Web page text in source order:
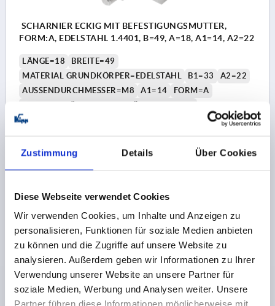
Zustimmung Details Über Cookies
Diese Webseite verwendet Cookies
Wir verwenden Cookies, um Inhalte und Anzeigen zu
personalisieren, Funktionen für soziale Medien anbieten
zu können und die Zugriffe auf unsere Website zu
analysieren. Außerdem geben wir Informationen zu Ihrer
Verwendung unserer Website an unsere Partner für
soziale Medien, Werbung und Analysen weiter. Unsere
Partner führen diese Informationen möglicherweise mit
SCHARNIER ECKIG MIT BEFESTIGUNGSMUTTER,
FORM:A, EDELSTAHL 1.4401, B=49, A=18, A1=14, A2=22
LÄNGE=18
BREITE=49
MATERIAL GRUNDKÖRPER=EDELSTAHL
B1=33
A2=22
AUSSENDURCHMESSER=M8
A1=14
FORM=A
Bestellnummer:
54,10 €
zzgl. Versandkosten